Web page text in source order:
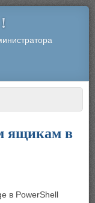
ящикам в
в PowerShell